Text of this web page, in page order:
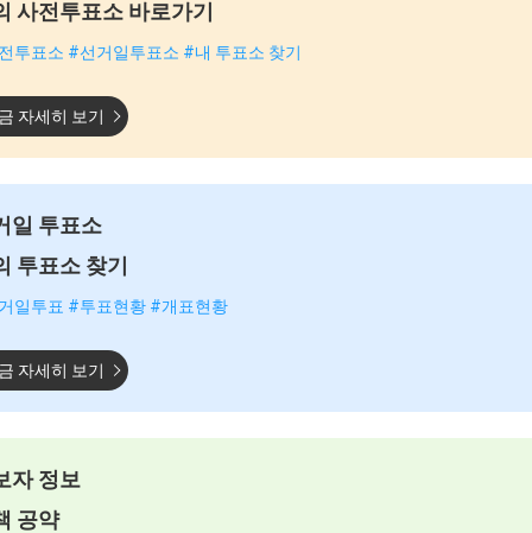
사전투표소 바로가기
투표소 #선거일투표소 #내 투표소 찾기
자세히 보기
일 투표소
투표소 찾기
일투표 #투표현황 #개표현황
자세히 보기
자 정보
공약